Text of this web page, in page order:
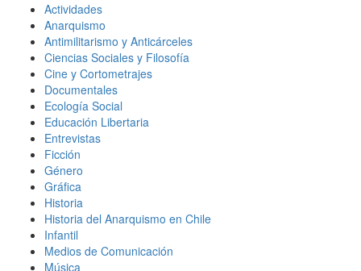
Actividades
Anarquismo
Antimilitarismo y Anticárceles
Ciencias Sociales y Filosofía
Cine y Cortometrajes
Documentales
Ecología Social
Educación Libertaria
Entrevistas
Ficción
Género
Gráfica
Historia
Historia del Anarquismo en Chile
Infantil
Medios de Comunicación
Música